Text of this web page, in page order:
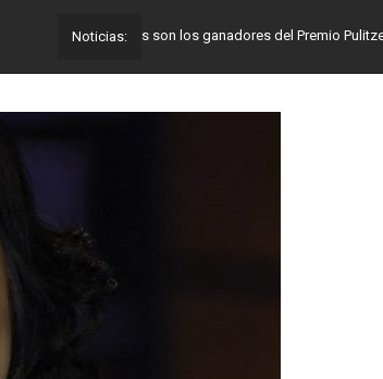
Noticias:
Estos son los ganadores del Premio Pulitzer 2024